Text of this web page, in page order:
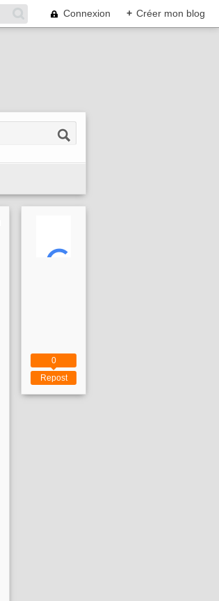
Connexion + Créer mon blog
Repost
0